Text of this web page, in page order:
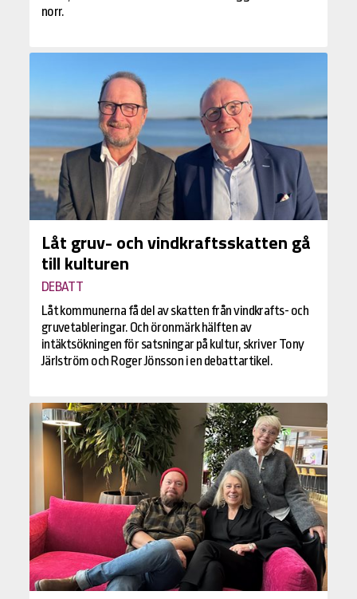
norr.
Låt gruv- och vindkraftsskatten gå
till kulturen
DEBATT
Låt kommunerna få del av skatten från vindkrafts- och
gruvetableringar. Och öronmärk hälften av
intäktsökningen för satsningar på kultur, skriver Tony
Järlström och Roger Jönsson i en debattartikel.